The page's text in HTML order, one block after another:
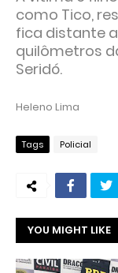
como Tico,
fica distante
quilômetros
Seridó.
Heleno Lima
Tags Policial
YOU MIGHT LIKE